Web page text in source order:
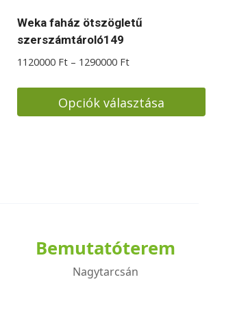
Weka faház ötszögletű
szerszámtároló149
1120000 Ft – 1290000 FtÁrtartomány:
-
1290000 Ft
Opciók választása
változatok
Bemutatóterem
Nagytarcsán